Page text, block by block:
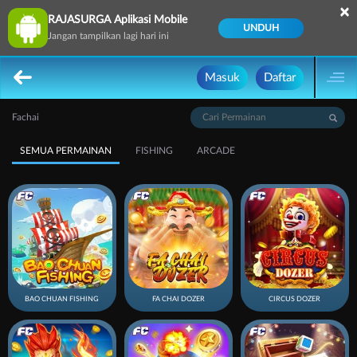
RAJASURGA Aplikasi Mobile
Jangan tampilkan lagi hari ini
UNDUH
×
Masuk Daftar
Fachai
SEMUA PERMAINAN FISHING ARCADE
BAO CHUAN FISHING FA CHAI DOZER CIRCUS DOZER